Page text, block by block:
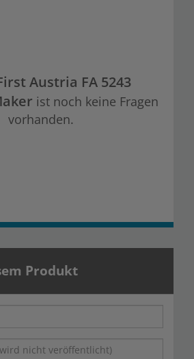
Austria FA 5243
ist noch keine Fragen
vorhanden.
Produkt